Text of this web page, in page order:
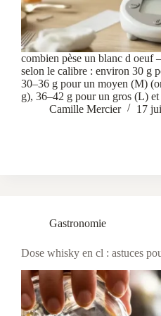
combien pèse un blanc d oeuf
selon le calibre : environ 30 g
30–36 g pour un moyen (M)
g), 36–42 g pour un gros (L)
Camille Mercier
17
Gastronomie
Dose whisky en cl : astuces